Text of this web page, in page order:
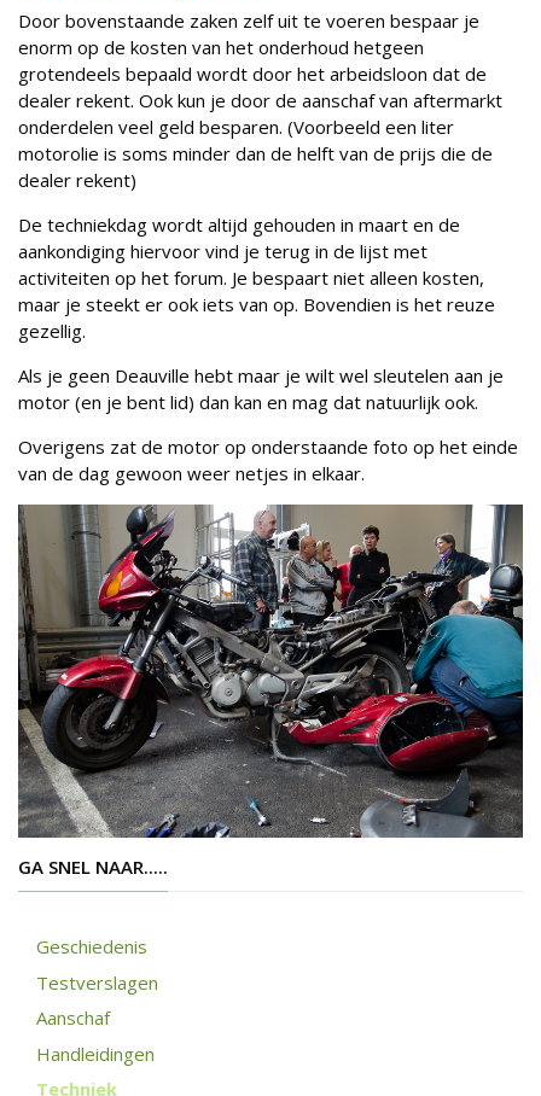
Door bovenstaande zaken zelf uit te voeren bespaar je
enorm op de kosten van het onderhoud hetgeen
grotendeels bepaald wordt door het arbeidsloon dat de
dealer rekent. Ook kun je door de aanschaf van aftermarkt
onderdelen veel geld besparen. (Voorbeeld een liter
motorolie is soms minder dan de helft van de prijs die de
dealer rekent)
De techniekdag wordt altijd gehouden in maart en de
aankondiging hiervoor vind je terug in de lijst met
activiteiten op het forum. Je bespaart niet alleen kosten,
maar je steekt er ook iets van op. Bovendien is het reuze
gezellig.
Als je geen Deauville hebt maar je wilt wel sleutelen aan je
motor (en je bent lid) dan kan en mag dat natuurlijk ook.
Overigens zat de motor op onderstaande foto op het einde
van de dag gewoon weer netjes in elkaar.
GA SNEL NAAR.....
Geschiedenis
Testverslagen
Aanschaf
Handleidingen
Techniek